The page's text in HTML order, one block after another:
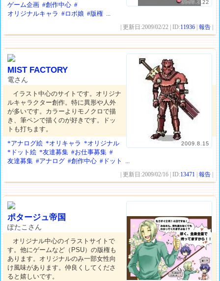
2009.2.22
ゲーム企画 #創作中心 #
オリジナルキャラ #ロボ娘 #版権 ...
| 更新日:2009/02/22 | ID:11936 |報告
2009.8.15
MIST FACTORY
電さん
イラスト中心のサイトです。オリジナ
ルキャラクター創作。特に異形や人外
が多いです。カラーよりモノクロで描
き、筆ペンで描くのが好きです。ドッ
トも打ちます。
*アナログ絵 *オリキャラ *オリジナル
*ドット絵 *友達募集 #お仕事募集 #
友達募集 #アナログ #創作中心 #ドット ...
| 更新日:2009/02/16 | ID:13471 |報告
ポタージュ帝国
ぽたこさん
オリジナル中心のイラストサイトで
す。他にゲームなど（PSU）の版権も
あります。オリジナルのみ一部女性向
け風味があります。仲良くしてくださ
ると嬉しいです。